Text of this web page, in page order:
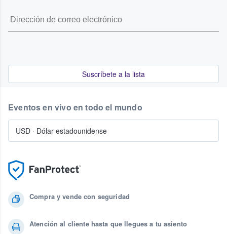
Suscríbete a la lista
Compra y vende con seguridad
Atención al cliente hasta que llegues a tu asiento
Eventos en vivo en todo el mundo
USD · Dólar estadounidense